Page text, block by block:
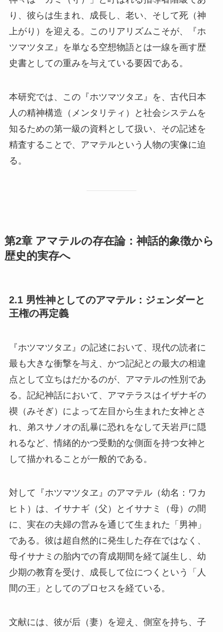
り、彼らは生まれ、成長し、老い、そして死（神
上がり）を迎える。このリアリズムこそが、『ホ
ツマツタヱ』を単なる空想物語とは一線を画す歴
史書としての重みを与えている要因である。
本研究では、この『ホツマツタヱ』を、古代日本
人の精神構造（メンタリティ）と社会システムを
知るための第一級の資料として扱い、その記述を
精査することで、アマテルという人物の実像に迫
る。
第2章 アマテルの存在論：神話的象徴から
歴史的実存へ
2.1 男性神としてのアマテル：ジェンダーと
王権の再定義
『ホツマツタヱ』の記述において、現代の読者に
最も大きな衝撃を与え、かつ記紀との最大の相違
点として立ちはだかるのが、アマテルの性別であ
る。記紀神話において、アマテラスはイザナギの
禊（みそぎ）によって左目から生まれた女神とさ
れ、弟スサノオの乱暴に恐れをなして天岩戸に隠
れるなど、情緒的かつ受動的な側面を持つ女神と
して描かれることが一般的である。
対して『ホツマツタヱ』のアマテル（幼名：ワカ
ヒト）は、イサナギ（父）とイサナミ（母）の間
に、実在の夫婦の営みを通じて生まれた「男神」
である。彼は超自然的に発生した存在ではなく、
母イサナミの胎内での育成期間を経て誕生し、幼
少期の教育を受け、成長して位につくという「人
間の王」としてのプロセスを経ている。
文献には、彼が后（妻）を迎え、側室を持ち、子